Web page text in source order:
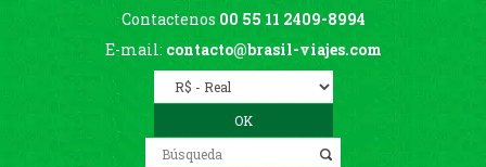
Contactenos 00 55 11 2409-8994
E-mail: contacto@brasil-viajes.com